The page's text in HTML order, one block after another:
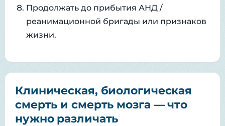
Продолжать до прибытия АНД /
реанимационной бригады или признаков
жизни.
Клиническая, биологическая
смерть и смерть мозга — что
нужно различать